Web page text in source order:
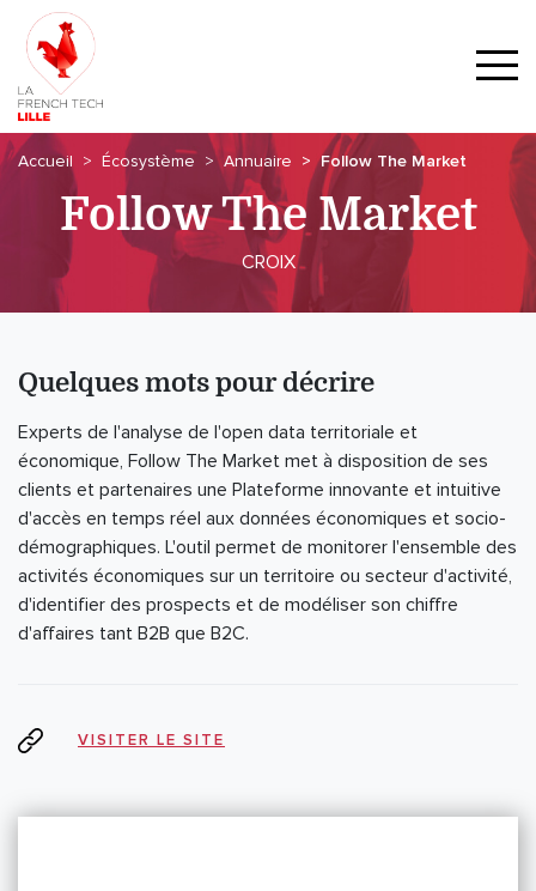
Accueil Écosystème Annuaire Follow The Market
Follow The Market
CROIX
Quelques mots pour décrire
Experts de l'analyse de l'open data territoriale et
économique, Follow The Market met à disposition de ses
clients et partenaires une Plateforme innovante et intuitive
d'accès en temps réel aux données économiques et socio-
démographiques. L'outil permet de monitorer l'ensemble des
activités économiques sur un territoire ou secteur d'activité,
d'identifier des prospects et de modéliser son chiffre
d'affaires tant B2B que B2C.
VISITER LE SITE